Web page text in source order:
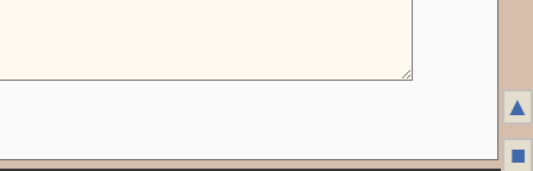
▲
■